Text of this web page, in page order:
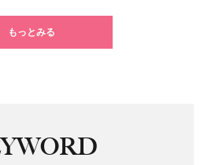
もっとみる